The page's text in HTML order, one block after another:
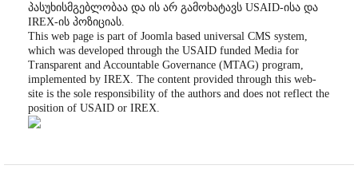
პასუხისმგებლობაა და ის არ გამოხატავს USAID-ისა და
IREX-ის პოზიციას.
This web page is part of Joomla based universal CMS system,
which was developed through the USAID funded Media for
Transparent and Accountable Governance (MTAG) program,
implemented by IREX. The content provided through this web-
site is the sole responsibility of the authors and does not reflect the
position of USAID or IREX.